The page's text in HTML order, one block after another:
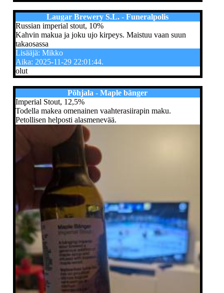
Laugar Brewery S.L. - Funeralpolis
Russian imperial stout, 10%
Kahvin makua ja joku ujo kirpeys. Maistuu vaan suun
takaosassa
Lisääjä: Mikko
Aika: 2025-11-29 22:01:44.
olut
Põhjala - Maple bänger
Imperial Stout, 12,5%
Todella makea omenainen vaahterasiirapin maku.
Petollisen helposti alasmenevää.